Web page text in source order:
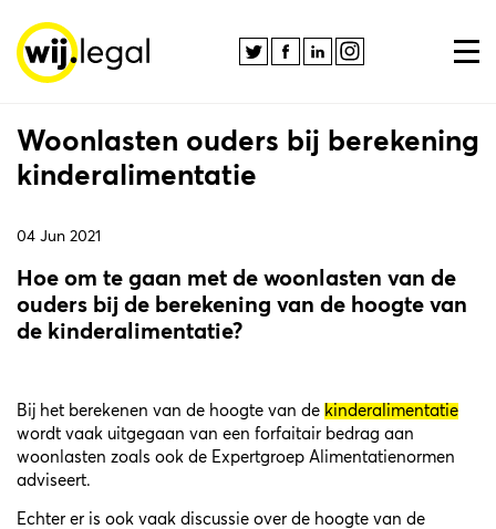
Woonlasten ouders bij berekening
kinderalimentatie
04 Jun 2021
Hoe om te gaan met de woonlasten van de
ouders bij de berekening van de hoogte van
de kinderalimentatie?
Bij het berekenen van de hoogte van de kinderalimentatie
wordt vaak uitgegaan van een forfaitair bedrag aan
woonlasten zoals ook de Expertgroep Alimentatienormen
adviseert.
Echter er is ook vaak discussie over de hoogte van de